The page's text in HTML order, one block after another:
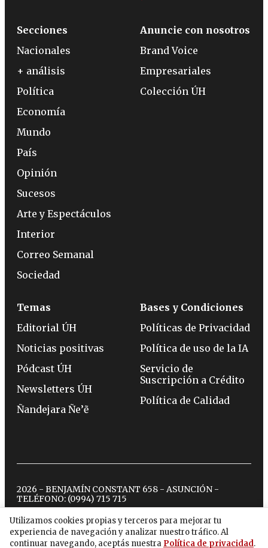
Utilizamos cookies propias y terceros para mejorar tu
experiencia de navegación y analizar nuestro tráfico. Al
continuar navegando, aceptás nuestra Política de privacidad.
Secciones
Nacionales
+ análisis
Política
Economía
Mundo
País
Opinión
Sucesos
Arte y Espectáculos
Interior
Correo Semanal
Sociedad
Anuncie con nosotros
Brand Voice
Empresariales
Colección ÚH
Temas
Editorial ÚH
Noticias positivas
Pódcast ÚH
Newsletters ÚH
Ñandejara Ñe’ẽ
Bases y Condiciones
Políticas de Privacidad
Política de uso de la IA
Servicio de
Suscripción a Crédito
Política de Calidad
2026 - BENJAMÍN CONSTANT 658 - ASUNCIÓN -
TELÉFONO: (0994) 715 715
twitterinstagram
facebook
tiktokyoutubespotify